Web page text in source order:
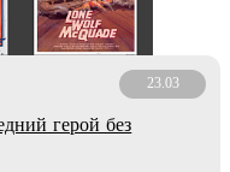
23.03
герой без